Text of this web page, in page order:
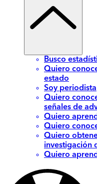
Busco
Quiero
estado
Soy periodista
Quiero
señales de
Quiero
Quiero
Quiero
investigación
Quiero